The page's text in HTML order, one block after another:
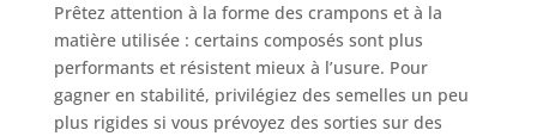
Prêtez attention à la forme des crampons et à la
matière utilisée : certains composés sont plus
performants et résistent mieux à l’usure. Pour
gagner en stabilité, privilégiez des semelles un peu
plus rigides si vous prévoyez des sorties sur des